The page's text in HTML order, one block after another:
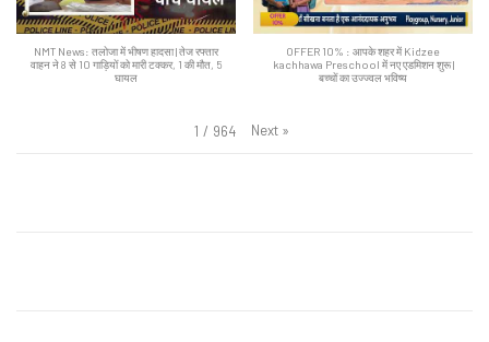
NMT News: तलोजा में भीषण हादसा | तेज रफ्तार
वाहन ने 8 से 10 गाड़ियों को मारी टक्कर, 1 की मौत, 5
घायल
OFFER 10% : आपके शहर में Kidzee
kachhawa Preschool में नए एडमिशन शुरू |
बच्चों का उज्ज्वल भविष्य
1 / 964 Next »